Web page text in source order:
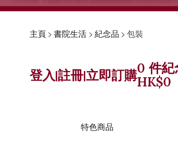
主頁> 書院生活 > 紀念品 > 包裝
登入|註冊|立即訂購0 件紀
HK$0
特色商品